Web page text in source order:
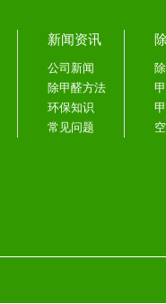
新闻资讯
公司新闻
除甲醛方法
环保知识
常见问题